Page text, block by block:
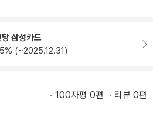
삼성카드
(~2025.12.31)
100자평 0편 리뷰 0편